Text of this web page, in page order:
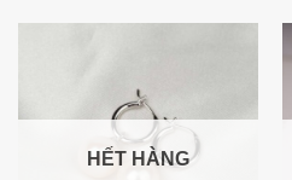
HẾT HÀNG